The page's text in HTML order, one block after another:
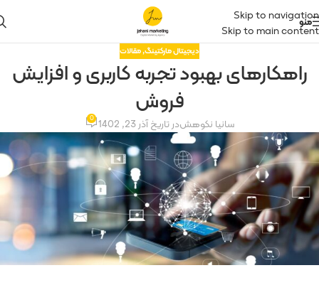
Skip to navigation
Skip to main content
منو
دیجیتال مارکتینگ,مقالات
راهکارهای بهبود تجربه کاربری و افزایش
فروش
سانیا نکوهشدر تاریخ آذر 23, 1402 0